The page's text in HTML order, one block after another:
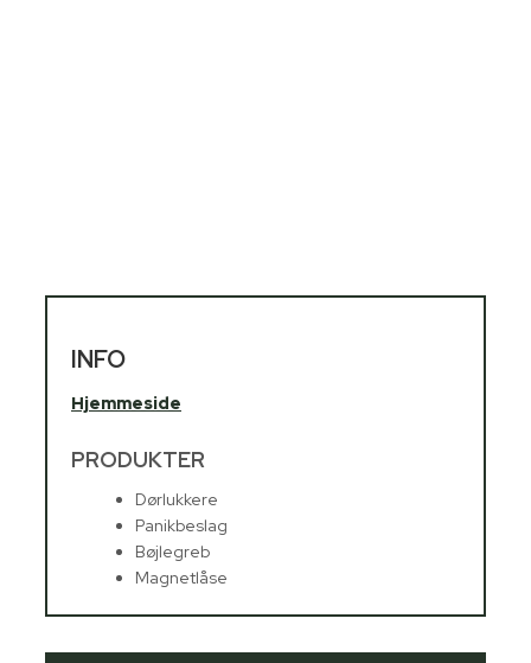
INFO
Hjemmeside
PRODUKTER
Dørlukkere
Panikbeslag
Bøjlegreb
Magnetlåse